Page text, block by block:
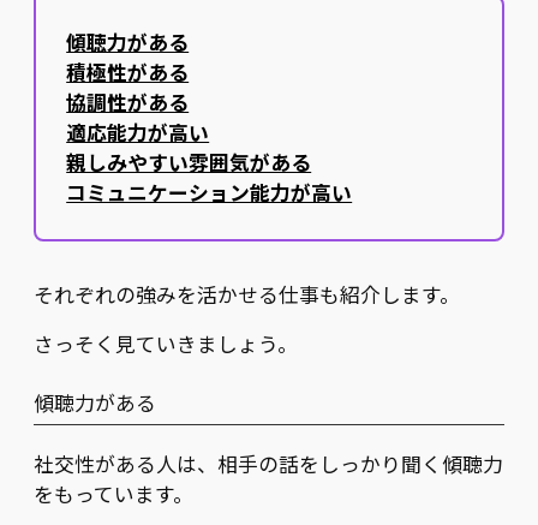
傾聴力がある
積極性がある
協調性がある
適応能力が高い
親しみやすい雰囲気がある
コミュニケーション能力が高い
それぞれの強みを活かせる仕事も紹介します。
さっそく見ていきましょう。
傾聴力がある
社交性がある人は、相手の話をしっかり聞く傾聴力
をもっています。